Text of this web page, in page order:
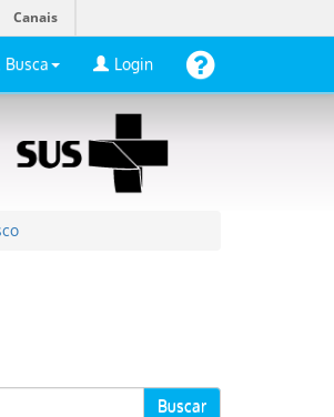
Canais
Busca Login
Buscar